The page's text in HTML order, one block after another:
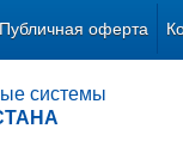
Публичная оферта
системы